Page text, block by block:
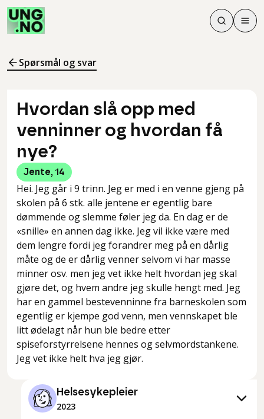
Søk
Søk
Meny
Spørsmål og svar
Hvordan slå opp med
venninner og hvordan få
nye?
Jente, 14
Hei. Jeg går i 9 trinn. Jeg er med i en venne gjeng på
skolen på 6 stk. alle jentene er egentlig bare
dømmende og slemme føler jeg da. En dag er de
«snille» en annen dag ikke. Jeg vil ikke være med
dem lengre fordi jeg forandrer meg på en dårlig
måte og de er dårlig venner selvom vi har masse
minner osv. men jeg vet ikke helt hvordan jeg skal
gjøre det, og hvem andre jeg skulle hengt med. Jeg
har en gammel bestevenninne fra barneskolen som
egentlig er kjempe god venn, men vennskapet ble
litt ødelagt når hun ble bedre etter
spiseforstyrrelsene hennes og selvmordstankene.
Jeg vet ikke helt hva jeg gjør.
Helsesykepleier
2023